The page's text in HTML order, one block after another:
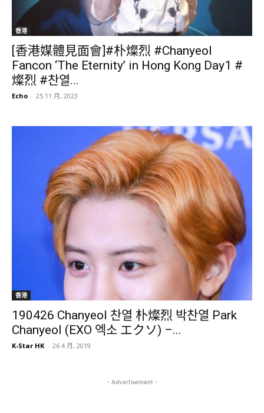
香港
[香港媒體見面會]#朴燦烈 #Chanyeol
Fancon ‘The Eternity’ in Hong Kong Day1 #
燦烈 #찬열...
Echo - 25 11 月, 2023
香港
190426 Chanyeol 찬열 朴燦烈 박찬열 Park
Chanyeol (EXO 엑소 エクソ) –...
K-Star HK - 26 4 月, 2019
- Advertisement -